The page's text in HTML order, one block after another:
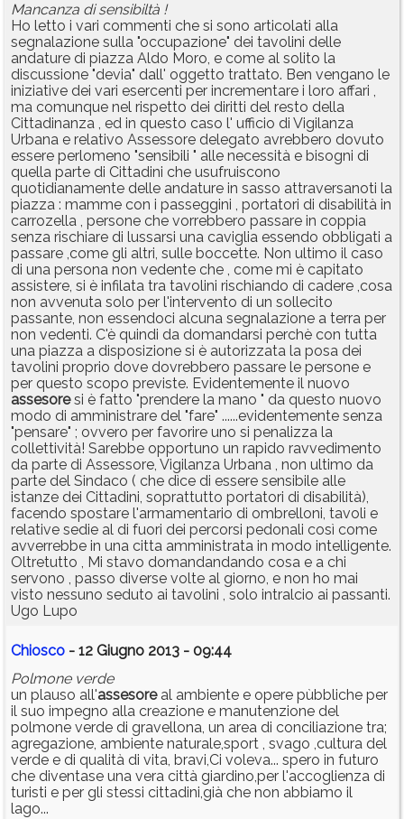
Mancanza di sensibiltà !
Ho letto i vari commenti che si sono articolati alla
segnalazione sulla "occupazione" dei tavolini delle
andature di piazza Aldo Moro, e come al solito la
discussione "devia" dall' oggetto trattato. Ben vengano le
iniziative dei vari esercenti per incrementare i loro affari ,
ma comunque nel rispetto dei diritti del resto della
Cittadinanza , ed in questo caso l' ufficio di Vigilanza
Urbana e relativo Assessore delegato avrebbero dovuto
essere perlomeno "sensibili " alle necessità e bisogni di
quella parte di Cittadini che usufruiscono
quotidianamente delle andature in sasso attraversanoti la
piazza : mamme con i passeggini , portatori di disabilità in
carrozella , persone che vorrebbero passare in coppia
senza rischiare di lussarsi una caviglia essendo obbligati a
passare ,come gli altri, sulle boccette. Non ultimo il caso
di una persona non vedente che , come mi è capitato
assistere, si è infilata tra tavolini rischiando di cadere ,cosa
non avvenuta solo per l'intervento di un sollecito
passante, non essendoci alcuna segnalazione a terra per
non vedenti. C'è quindi da domandarsi perchè con tutta
una piazza a disposizione si è autorizzata la posa dei
tavolini proprio dove dovrebbero passare le persone e
per questo scopo previste. Evidentemente il nuovo
assesoresi è fatto "prendere la mano " da questo nuovo
modo di amministrare del "fare" ......evidentemente senza
"pensare" ; ovvero per favorire uno si penalizza la
collettività! Sarebbe opportuno un rapido ravvedimento
da parte di Assessore, Vigilanza Urbana , non ultimo da
parte del Sindaco ( che dìce di essere sensibile alle
istanze dei Cittadini, soprattutto portatori di disabilità),
facendo spostare l'armamentario di ombrelloni, tavoli e
relative sedie al di fuori dei percorsi pedonali così come
avverrebbe in una citta amministrata in modo intelligente.
Oltretutto , Mi stavo domandandando cosa e a chi
servono , passo diverse volte al giorno, e non ho mai
visto nessuno seduto ai tavolini , solo intralcio ai passanti.
Ugo Lupo
Chiosco - 12 Giugno 2013 - 09:44
Polmone verde
un plauso all'assesoreal ambiente e opere pùbbliche per
il suo impegno alla creazione e manutenzione del
polmone verde di gravellona, un area di conciliazione tra;
agregazione, ambiente naturale,sport , svago ,cultura del
verde e di qualità di vita, bravi,Ci voleva... spero in futuro
che diventase una vera città giardino,per l'accoglienza di
turisti e per gli stessi cittadini,già che non abbiamo il
lago...